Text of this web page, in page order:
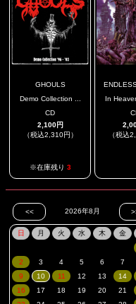
GHOULS
Demo Collection ...
CD
2,100円
（税込2,310円）
※在庫残り 3
In
（税込